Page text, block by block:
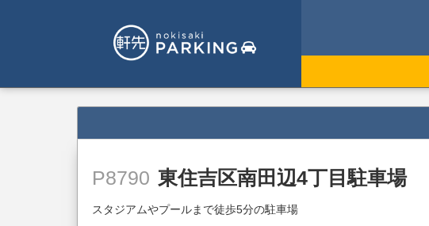
P8790 東住吉区南田辺4丁目駐車場
スタジアムやプールまで徒歩5分の駐車場